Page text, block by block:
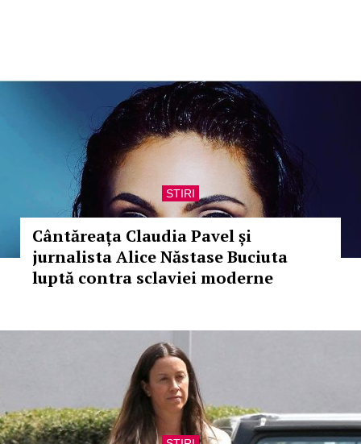
STIRI
Cântăreața Claudia Pavel și
jurnalista Alice Năstase Buciuta
luptă contra sclaviei moderne